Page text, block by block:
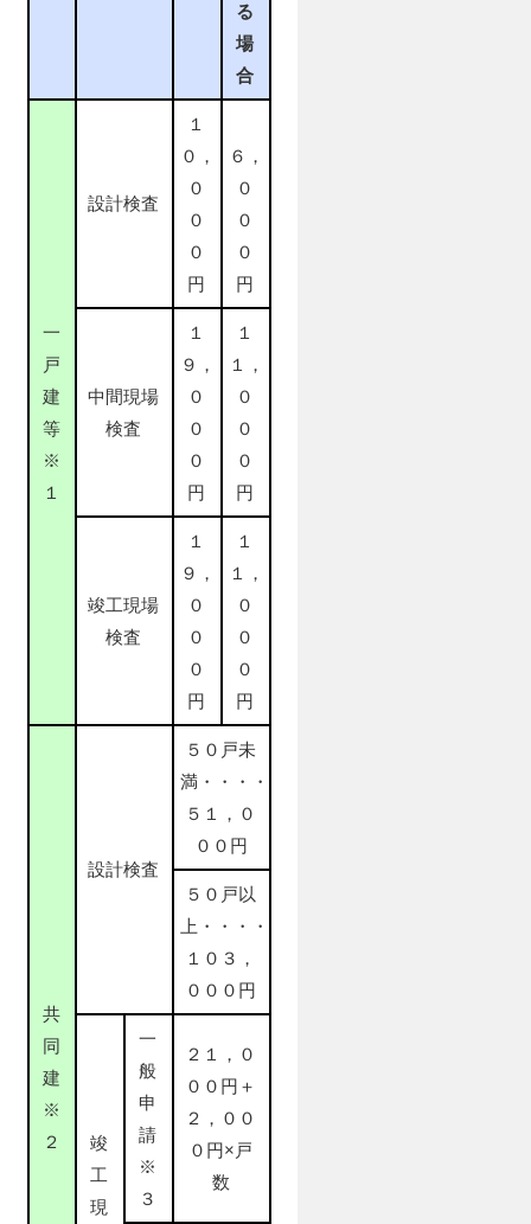
る
場
合
一
戸
建
等
※
１
設計検査
１
０，
０
０
０
円
６，
０
０
０
円
中間現場
検査
１
９，
０
０
０
円
１
１，
０
０
０
円
竣工現場
検査
１
９，
０
０
０
円
１
１，
０
０
０
円
共
同
建
※
２
設計検査
５０戸未
満・・・・
５１，０
００円
５０戸以
上・・・・
１０３，
０００円
竣
工
現
一
般
申
請
※
３
２１，０
００円＋
２，００
０円×戸
数